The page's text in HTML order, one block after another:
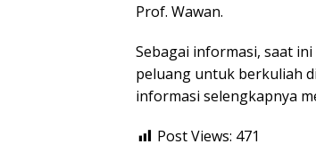
Prof. Wawan.
Sebagai informasi, saat
peluang untuk berkuliah
informasi selengkapnya
Post Views: 471